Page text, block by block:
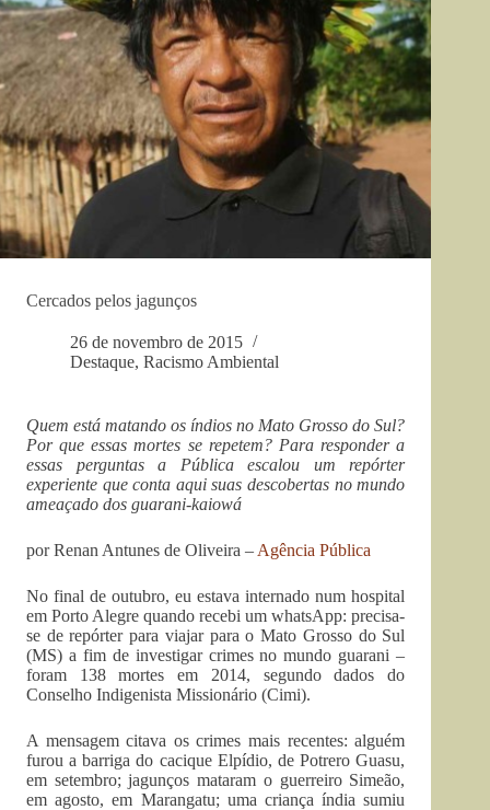
Cercados pelos jagunços
26 de novembro de 2015
Destaque, Racismo Ambiental
Quem está matando os índios no Mato Grosso do Sul?
Por que essas mortes se repetem? Para responder a
essas perguntas a Pública escalou um repórter
experiente que conta aqui suas descobertas no mundo
ameaçado dos guarani-kaiowá
por Renan Antunes de Oliveira – Agência Pública
No final de outubro, eu estava internado num hospital
em Porto Alegre quando recebi um whatsApp: precisa-
se de repórter para viajar para o Mato Grosso do Sul
(MS) a fim de investigar crimes no mundo guarani –
foram 138 mortes em 2014, segundo dados do
Conselho Indigenista Missionário (Cimi).
A mensagem citava os crimes mais recentes: alguém
furou a barriga do cacique Elpídio, de Potrero Guasu,
em setembro; jagunços mataram o guerreiro Simeão,
em agosto, em Marangatu; uma criança índia sumiu